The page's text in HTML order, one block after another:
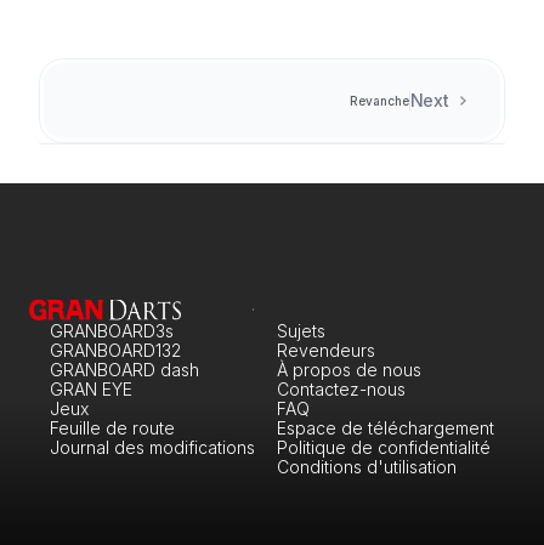
Next
Revanche
GRANBOARD3s
GRANBOARD132
GRANBOARD dash
GRAN EYE
Jeux
Feuille de route
Journal des modifications
À propos de nous
Sujets
Revendeurs
Contactez-nous
FAQ
Espace de téléchargement
Politique de confidentialité
Conditions d'utilisation